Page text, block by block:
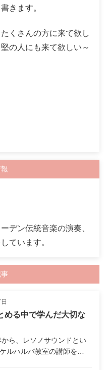
きます。
くさんの方に来て欲し
の人にも来て欲しい～
デン伝統音楽の演奏、
ています。
める中で学んだ大切な
ら、レソノサウンドとい
ルハルパ教室の講師を…